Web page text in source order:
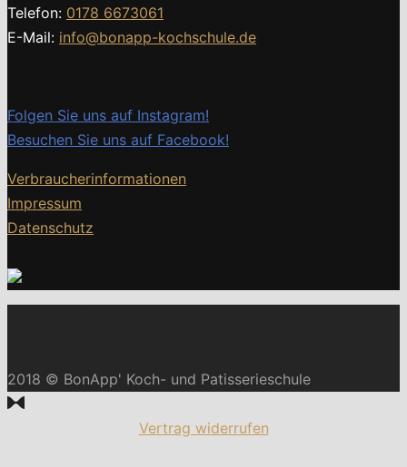
Telefon: 0178 6673061
E-Mail: info@bonapp-kochschule.de
Folgen Sie uns auf Instagram!
Besuchen Sie uns auf Facebook!
Verbraucherinformationen
Impressum
Datenschutz
2018 © BonApp' Koch- und Patisserieschule
Vertrag widerrufen